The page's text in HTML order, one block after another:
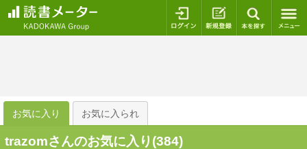
ログイン 新規登録
お気に入り お気に入られ
trazomさんのお気に入り(384)